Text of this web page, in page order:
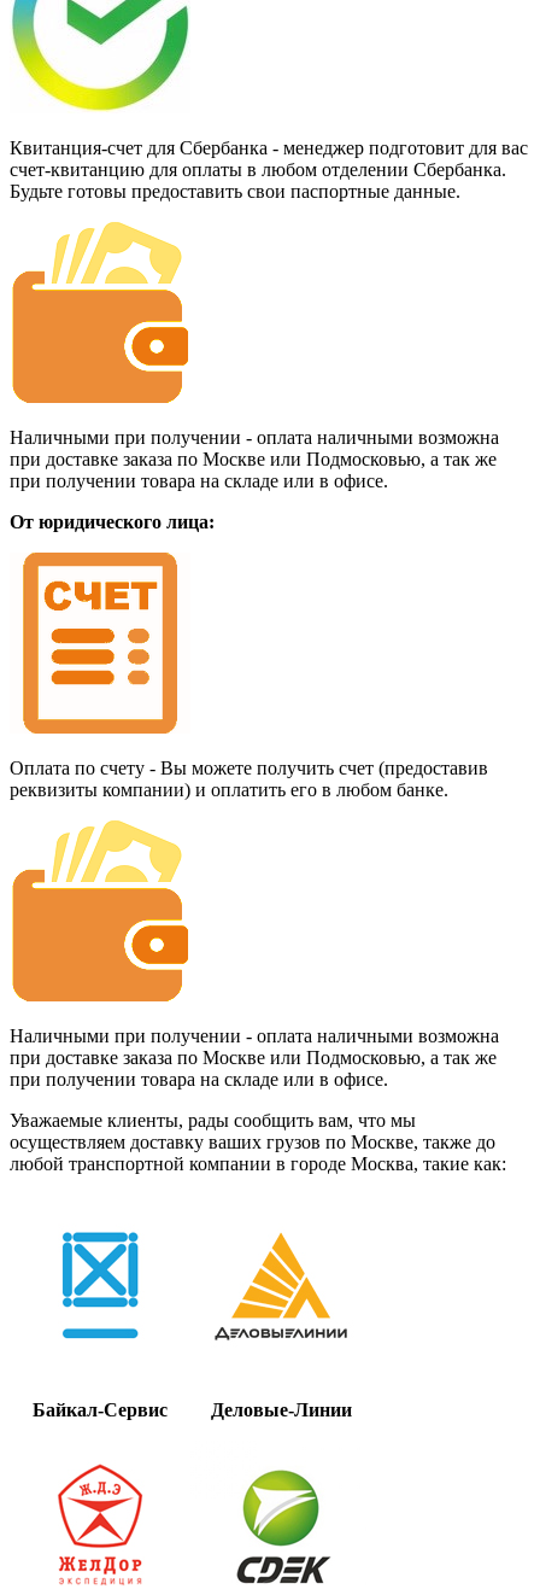
Квитанция-счет для Сбербанка - менеджер подготовит для вас
счет-квитанцию для оплаты в любом отделении Сбербанка.
Будьте готовы предоставить свои паспортные данные.
Наличными при получении - оплата наличными возможна
при доставке заказа по Москве или Подмосковью, а так же
при получении товара на складе или в офисе.
От юридического лица:
Оплата по счету - Вы можете получить счет (предоставив
реквизиты компании) и оплатить его в любом банке.
Наличными при получении - оплата наличными возможна
при доставке заказа по Москве или Подмосковью, а так же
при получении товара на складе или в офисе.
Уважаемые клиенты, рады сообщить вам, что мы
осуществляем доставку ваших грузов по Москве, также до
любой транспортной компании в городе Москва, такие как:
Байкал-Сервис Деловые-Линии